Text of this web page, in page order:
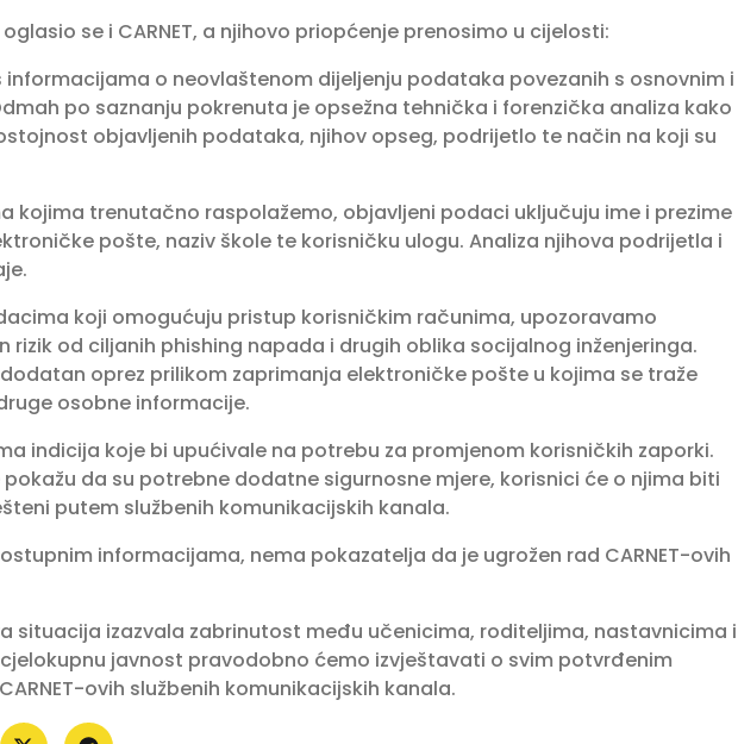
se i CARNET, a njihovo priopćenje prenosimo u cijelosti:
informacijama o neovlaštenom dijeljenju podataka povezanih s osnovnim i
po saznanju pokrenuta je opsežna tehnička i forenzička analiza kako
objavljenih podataka, njihov opseg, podrijetlo te način na koji su
kojima trenutačno raspolažemo, objavljeni podaci uključuju ime i prezime
pošte, naziv škole te korisničku ulogu. Analiza njihova podrijetla i
koji omogućuju pristup korisničkim računima, upozoravamo
rizik od ciljanih phishing napada i drugih oblika socijalnog inženjeringa.
oprez prilikom zaprimanja elektroničke pošte u kojima se traže
osobne informacije.
indicija koje bi upućivale na potrebu za promjenom korisničkih zaporki.
da su potrebne dodatne sigurnosne mjere, korisnici će o njima biti
putem službenih komunikacijskih kanala.
informacijama, nema pokazatelja da je ugrožen rad CARNET-ovih
situacija izazvala zabrinutost među učenicima, roditeljima, nastavnicima i
javnost pravodobno ćemo izvještavati o svim potvrđenim
ovih službenih komunikacijskih kanala.